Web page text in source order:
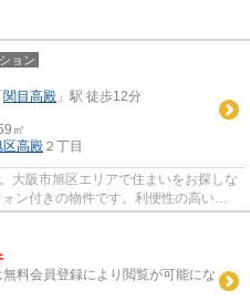
ョン
関目高殿 」駅 徒歩12分
㎡
区高殿 ２丁目
大阪市旭区エリアで住まいをお探しな
ン付きの物件です。利便性の高い角
可能です...
料会員登録により閲覧が可能にな